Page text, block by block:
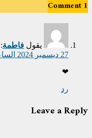
1 Comment
يقول فاطمة:
27 ديسمبر 2024 الساعة 22 h 49 min
❤
رد
Leave a Reply